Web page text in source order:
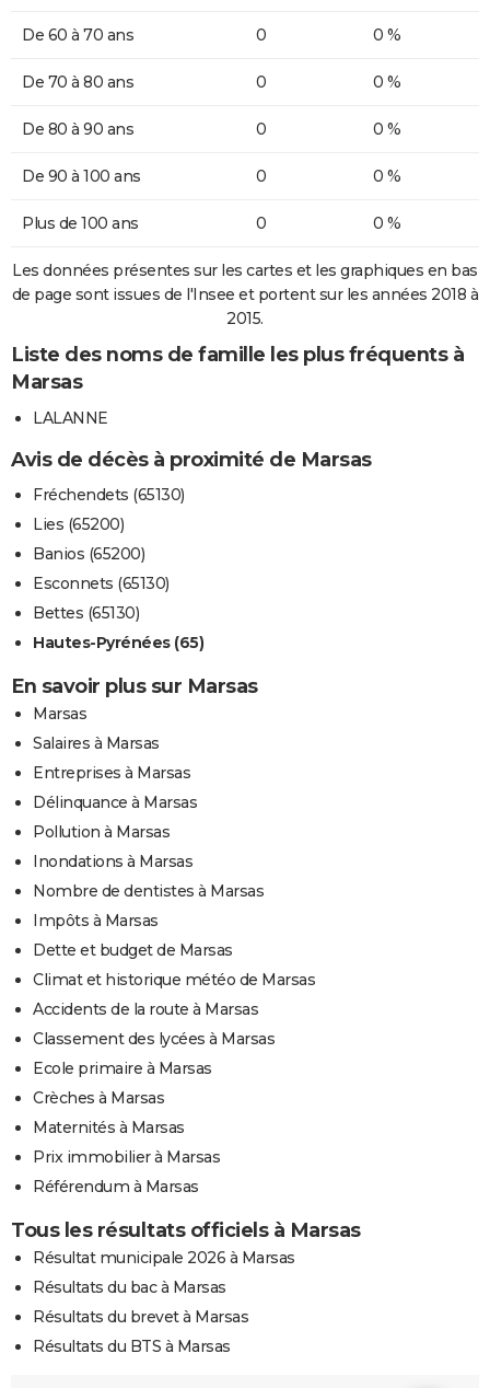
De 60 à 70 ans 0 0 %
De 70 à 80 ans 0 0 %
De 80 à 90 ans 0 0 %
De 90 à 100 ans 0 0 %
Plus de 100 ans 0 0 %
Les données présentes sur les cartes et les graphiques en bas
de page sont issues de l'Insee et portent sur les années 2018 à
2015.
Liste des noms de famille les plus fréquents à
Marsas
LALANNE
Avis de décès à proximité de Marsas
Fréchendets (65130)
Lies (65200)
Banios (65200)
Esconnets (65130)
Bettes (65130)
Hautes-Pyrénées (65)
En savoir plus sur Marsas
Marsas
Salaires à Marsas
Entreprises à Marsas
Délinquance à Marsas
Pollution à Marsas
Inondations à Marsas
Nombre de dentistes à Marsas
Impôts à Marsas
Dette et budget de Marsas
Climat et historique météo de Marsas
Accidents de la route à Marsas
Classement des lycées à Marsas
Ecole primaire à Marsas
Crèches à Marsas
Maternités à Marsas
Prix immobilier à Marsas
Référendum à Marsas
Tous les résultats officiels à Marsas
Résultat municipale 2026 à Marsas
Résultats du bac à Marsas
Résultats du brevet à Marsas
Résultats du BTS à Marsas